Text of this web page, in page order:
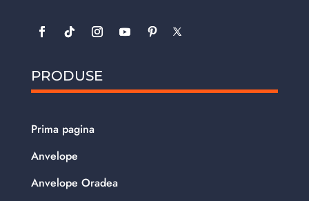
PRODUSE
Prima pagina
Anvelope
Anvelope Oradea